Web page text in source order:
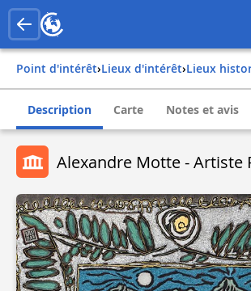
Point d'intérêt› Lieux d'intérêt› Lieux
Description Carte Notes et avis
Alexandre Motte - Artiste